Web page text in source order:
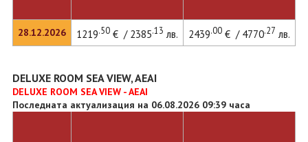
28.12.2026 1219.50€ / 2385.13 лв. 2439.00€ / 4770.27 лв.
DELUXE ROOM SEA VIEW, AEAI
DELUXE ROOM SEA VIEW - AEAI
Последната актуализация на 06.08.2026 09:39 часа